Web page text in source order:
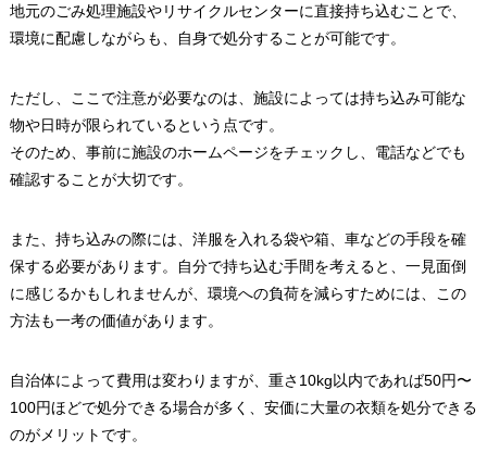
地元のごみ処理施設やリサイクルセンターに直接持ち込むことで、
環境に配慮しながらも、自身で処分することが可能です。
ただし、ここで注意が必要なのは、施設によっては持ち込み可能な
物や日時が限られているという点です。
そのため、事前に施設のホームページをチェックし、電話などでも
確認することが大切です。
また、持ち込みの際には、洋服を入れる袋や箱、車などの手段を確
保する必要があります。自分で持ち込む手間を考えると、一見面倒
に感じるかもしれませんが、環境への負荷を減らすためには、この
方法も一考の価値があります。
自治体によって費用は変わりますが、重さ10kg以内であれば50円〜
100円ほどで処分できる場合が多く、安価に大量の衣類を処分できる
のがメリットです。